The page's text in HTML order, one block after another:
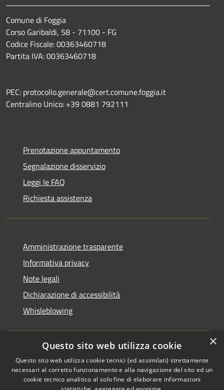
Comune di Foggia
Corso Garibaldi, 58 - 71100 - FG
Codice Fiscale: 00363460718
Partita IVA: 00363460718
PEC: protocollo.generale@cert.comune.foggia.it
Centralino Unico: +39 0881 792111
Prenotazione appuntamento
Segnalazione disservizio
Leggi le FAQ
Richiesta assistenza
Amministrazione trasparente
Informativa privacy
Note legali
Dichiarazione di accessibilità
Whisleblowing
RSS
Accessibilità
Privacy
Copyright © 2026 • Comune di
Foggia • Powered by
Municipium Accesso
×
Questo sito web utilizza cookie
Questo sito web utilizza cookie tecnici (ed assimilati) strettamente
necessari al corretto funzionamento e alla navigazione del sito ed un
cookie tecnico analitico al solo fine di elaborare informazioni